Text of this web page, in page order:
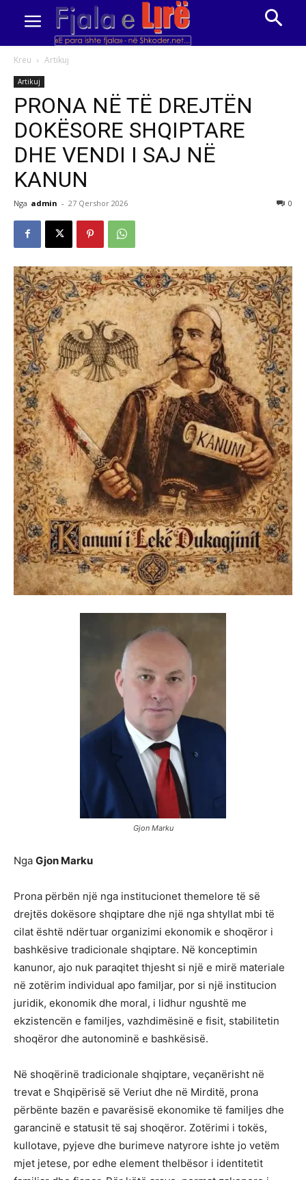
Kreu Artikuj
Artikuj
PRONA NË TË DREJTËN
DOKËSORE SHQIPTARE
DHE VENDI I SAJ NË
KANUN
Nga admin - 27 Qershor 2026 0
Gjon Marku
Nga Gjon Marku
Prona përbën një nga institucionet themelore të së
drejtës dokësore shqiptare dhe një nga shtyllat mbi të
cilat është ndërtuar organizimi ekonomik e shoqëror i
bashkësive tradicionale shqiptare. Në konceptimin
kanunor, ajo nuk paraqitet thjesht si një e mirë materiale
në zotërim individual apo familjar, por si një institucion
juridik, ekonomik dhe moral, i lidhur ngushtë me
ekzistencën e familjes, vazhdimësinë e fisit, stabilitetin
shoqëror dhe autonominë e bashkësisë.
Në shoqërinë tradicionale shqiptare, veçanërisht në
trevat e Shqipërisë së Veriut dhe në Mirditë, prona
përbënte bazën e pavarësisë ekonomike të familjes dhe
garancinë e statusit të saj shoqëror. Zotërimi i tokës,
kullotave, pyjeve dhe burimeve natyrore ishte jo vetëm
mjet jetese, por edhe element thelbësor i identitetit